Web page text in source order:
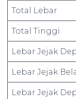
Total Lebar
Total Tinggi
Lebar Jejak
Lebar Jejak
Lebar Jejak